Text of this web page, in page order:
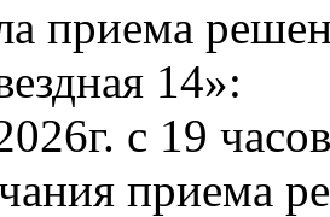
приема
14»:
с 19
приема